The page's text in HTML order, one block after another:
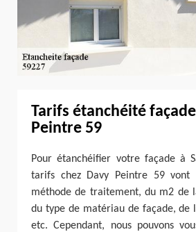
Tarifs étanchéité
Peintre 59
Pour étanchéifier votre façade à
tarifs chez Davy Peintre 59
méthode de traitement, du m2 de
du type de matériau de façade, de
etc. Cependant, nous pouvons